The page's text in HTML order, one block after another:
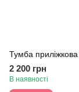
2 200 грн
В наявності